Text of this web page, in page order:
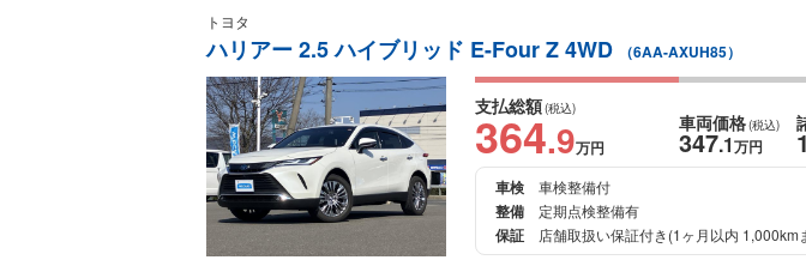
トヨタ
ハリアー 2.5 ハイブリッド E-Four Z 4WD （6AA-AXUH85）
支払総額(税込)
364.9万円
車両価格(税込)
347.1万円
車検
車検整備付
整備 定期点検整備有
保証 店舗取扱い保証付き(1ヶ月以内 1,000km